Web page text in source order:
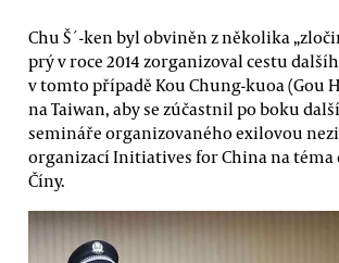
Chu Š´-ken byl obviněn z několika
prý v roce 2014 zorganizoval cestu
v tomto případě Kou Chung-kuoa (Gou
na Taiwan, aby se zúčastnil po boku
semináře organizovaného exilovou
organizací Initiatives for China na téma
Číny.